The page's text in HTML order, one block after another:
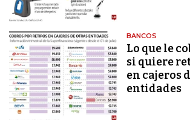
BANCOS
Lo que le
si quiere
en cajeros
entidades